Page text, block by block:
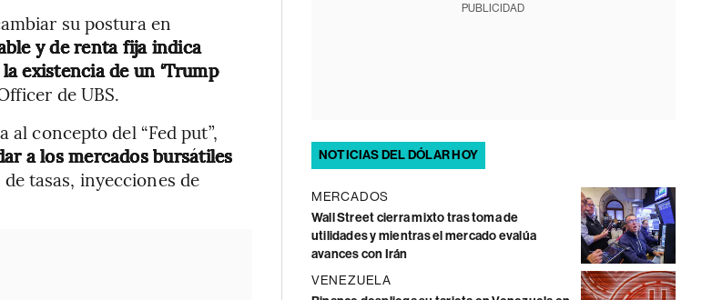
su postura en
y de renta fija indica
existencia de un ‘Trump
de UBS.
concepto del “Fed put”,
a los mercados bursátiles
tasas, inyecciones de
PUBLICIDAD
NOTICIAS DEL DÓLAR HOY
MERCADOS
Wall Street cierra mixto tras toma de
utilidades y mientras el mercado evalúa
avances con Irán
VENEZUELA